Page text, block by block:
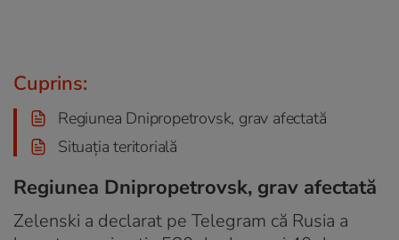
Cuprins:
Regiunea Dnipropetrovsk, grav afectată
Situația teritorială
Regiunea Dnipropetrovsk, grav afectată
Zelenski a declarat pe Telegram că Rusia a